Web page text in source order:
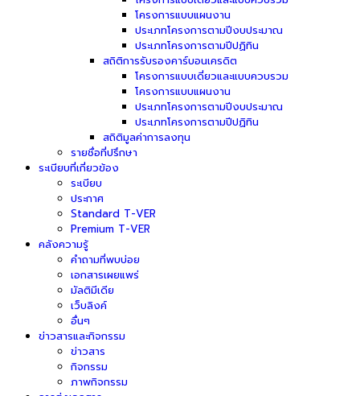
โครงการแบบแผนงาน
ประเภทโครงการตามปีงบประมาณ
ประเภทโครงการตามปีปฏิทิน
สถิติการรับรองคาร์บอนเครดิต
โครงการแบบเดี่ยวและแบบควบรวม
โครงการแบบแผนงาน
ประเภทโครงการตามปีงบประมาณ
ประเภทโครงการตามปีปฏิทิน
สถิติมูลค่าการลงทุน
รายชื่อที่ปรึกษา
ระเบียบที่เกี่ยวข้อง
ระเบียบ
ประกาศ
Standard T-VER
Premium T-VER
คลังความรู้
คำถามที่พบบ่อย
เอกสารเผยแพร่
มัลติมีเดีย
เว็บลิงค์
อื่นๆ
ข่าวสารและกิจกรรม
ข่าวสาร
กิจกรรม
ภาพกิจกรรม